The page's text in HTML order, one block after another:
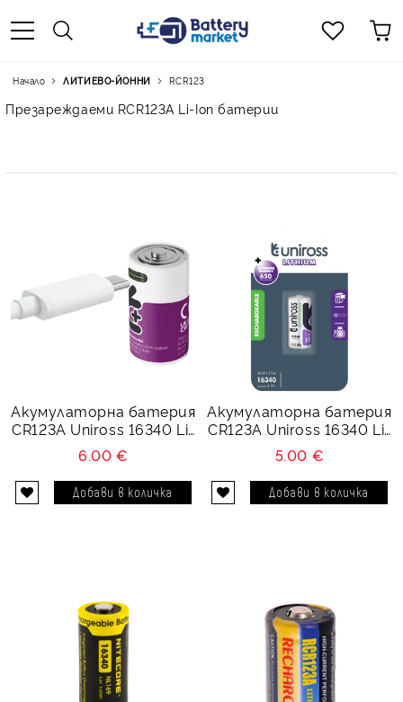
Начало ЛИТИЕВО-ЙОННИ RCR123
Презареждаеми RCR123A Li-Ion батерии
Акумулаторна батерия
CR123A Uniross 16340 Li-
Ion USB-C - 3.7V 500
mAh
6.00 €
Акумулаторна батерия
CR123A Uniross 16340 Li-
Ion - 3.7V 650 mAh
5.00 €